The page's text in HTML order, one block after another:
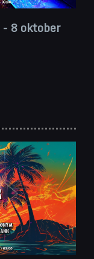
- 8 oktober